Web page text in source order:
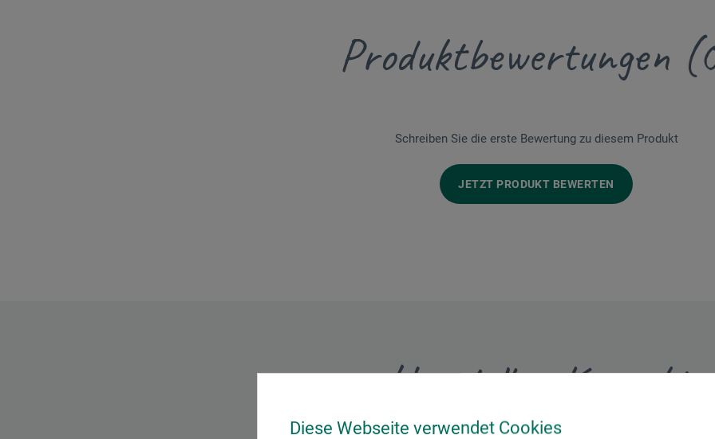
Diese Webseite verwendet Cookies
Produktbewertungen
Schreiben Sie die erste Bewertung zu diesem Produkt
JETZT PRODUKT BEWERTEN
Hersteller-Kontakt